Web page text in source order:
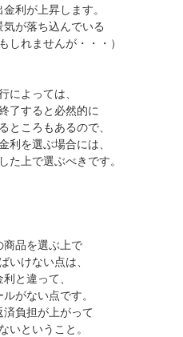
利が上昇します。
気が落ち込んでいる
しれませんが・・・）
によっては、
了すると必然的に
ところもあるので、
利を選ぶ場合には、
た上で選ぶべきです。
商品を選ぶ上で
いけない点は、
と違って、
がない点です。
負担が上がって
いということ。